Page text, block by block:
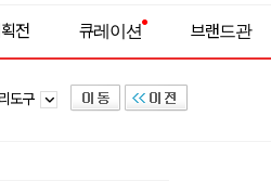
전 큐레이션 브랜드관
도구